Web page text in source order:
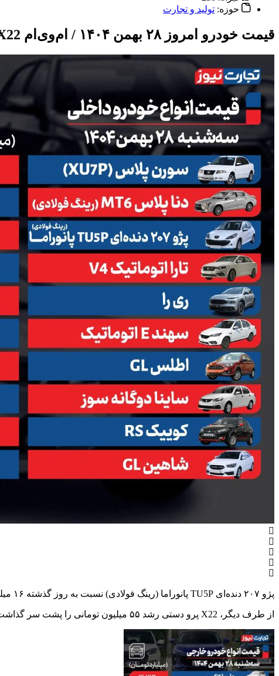
حوزه: تولید و تجارت
قیمت خودرو امروز ۲۸ بهمن ۱۴۰۴ / ام‌وی‌ام X22 پرو به باشگاه ۲ میلیاردی‌ها پیوست
پژو ۲۰۷ دنده‌ای TU5P پانوراما (رینگ فولادی) نسبت به روز گذشته ۱۶ میلیون تومان گران شد تا امروز با نرخ یک میلیارد و ۶۰۶ میلیون تومان خرید و فروش شود.
از طرف دیگر، X22 پرو دستی رشد ۵۵ میلیون تومانی را پشت سر گذاشت تا در روز جاری با ارزش ۲ میلیارد تومان در بنگاه‌های معاملاتی عرضه شود